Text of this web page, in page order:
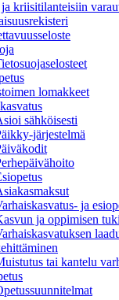
kriisitilanteisiin
lomakkeet
sähköisesti
järjestelmä
ja
ja oppimisen tuki
tai kantelu